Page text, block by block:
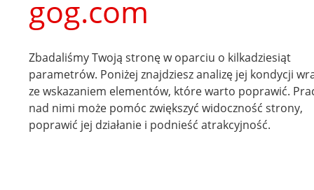
gog.com
Zbadaliśmy Twoją stronę w oparciu o kilkadziesiąt
parametrów. Poniżej znajdziesz analizę jej kondycji
ze wskazaniem elementów, które warto poprawić.
nad nimi może pomóc zwiększyć widoczność strony,
poprawić jej działanie i podnieść atrakcyjność.